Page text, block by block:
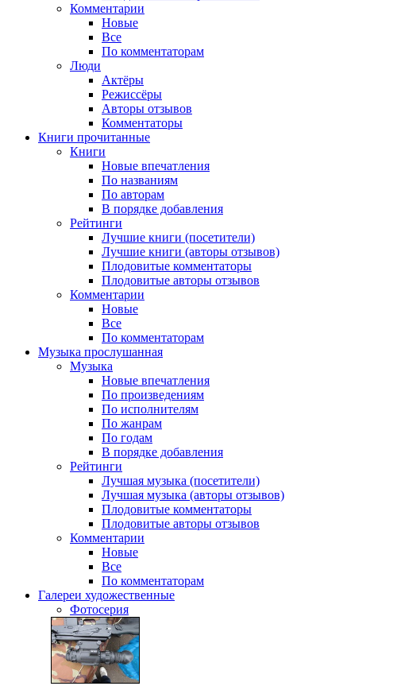
Комментарии
Новые
Все
По комментаторам
Люди
Актёры
Режиссёры
Авторы отзывов
Комментаторы
Книги прочитанные
Книги
Новые впечатления
По названиям
По авторам
В порядке добавления
Рейтинги
Лучшие книги (посетители)
Лучшие книги (авторы отзывов)
Плодовитые комментаторы
Плодовитые авторы отзывов
Комментарии
Новые
Все
По комментаторам
Музыка прослушанная
Музыка
Новые впечатления
По произведениям
По исполнителям
По жанрам
По годам
В порядке добавления
Рейтинги
Лучшая музыка (посетители)
Лучшая музыка (авторы отзывов)
Плодовитые комментаторы
Плодовитые авторы отзывов
Комментарии
Новые
Все
По комментаторам
Галереи художественные
Фотосерия